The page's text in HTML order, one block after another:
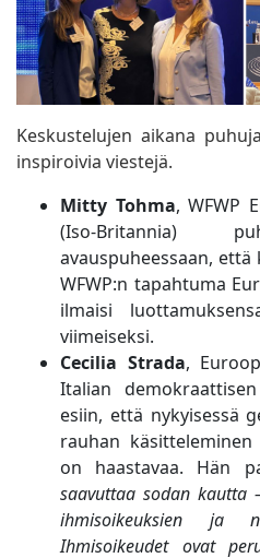
Keskustelujen aikana
inspiroivia viestejä.
Mitty Tohma, WFWP
(Iso-Britannia)
avauspuheessaan, että
WFWP:n tapahtuma
ilmaisi
viimeiseksi.
Cecilia Strada,
Italian
esiin, että nykyisessä
rauhan
on haastavaa. Hän
saavuttaa sodan kautta
ihmisoikeuksien ja
Ihmisoikeudet ovat